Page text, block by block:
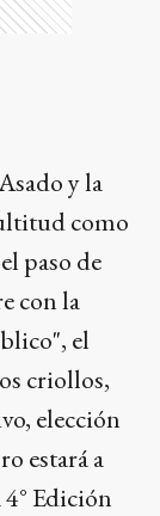
y la
como
paso de
con la
el
criollos,
elección
estará a
Edición